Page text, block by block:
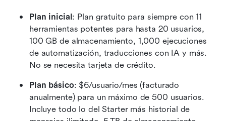
Plan inicial: Plan gratuito para siempre con 11
herramientas potentes para hasta 20 usuarios,
100 GB de almacenamiento, 1,000 ejecuciones
de automatización, traducciones con IA y más.
No se necesita tarjeta de crédito.
Plan básico: $6/usuario/mes (facturado
anualmente) para un máximo de 500 usuarios.
Incluye todo lo del Starter más historial de